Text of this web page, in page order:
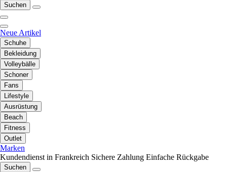
Suchen
Neue Artikel
Schuhe
Bekleidung
Volleybälle
Schoner
Fans
Lifestyle
Ausrüstung
Beach
Fitness
Outlet
Marken
Kundendienst in Frankreich Sichere Zahlung Einfache Rückgabe
Suchen